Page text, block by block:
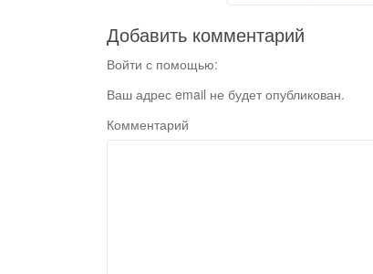
Добавить комментарий
Войти с помощью:
Ваш адрес email не будет опубликован.
Комментарий